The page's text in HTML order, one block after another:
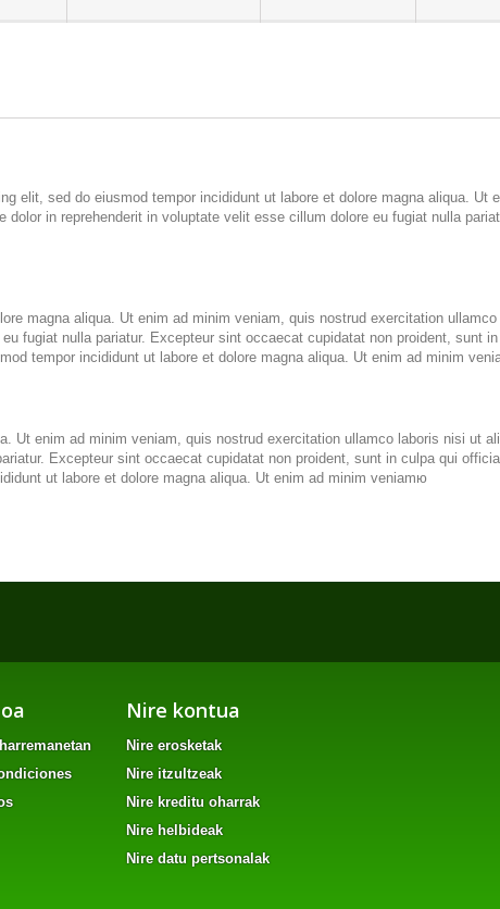
elit, sed do eiusmod tempor incididunt ut labore et dolore magna aliqua.
dolor in reprehenderit in voluptate velit esse cillum dolore eu fugiat nulla
magna aliqua. Ut enim ad minim veniam, quis nostrud exercitation
fugiat nulla pariatur. Excepteur sint occaecat cupidatat non proident, sunt
tempor incididunt ut labore et dolore magna aliqua. Ut enim ad minim
Ut enim ad minim veniam, quis nostrud exercitation ullamco laboris nisi ut
Excepteur sint occaecat cupidatat non proident, sunt in culpa qui
ut labore et dolore magna aliqua. Ut enim ad minim veniamю
Nire kontua
Nire erosketak
Nire itzultzeak
Nire kreditu oharrak
Nire helbideak
Nire datu pertsonalak